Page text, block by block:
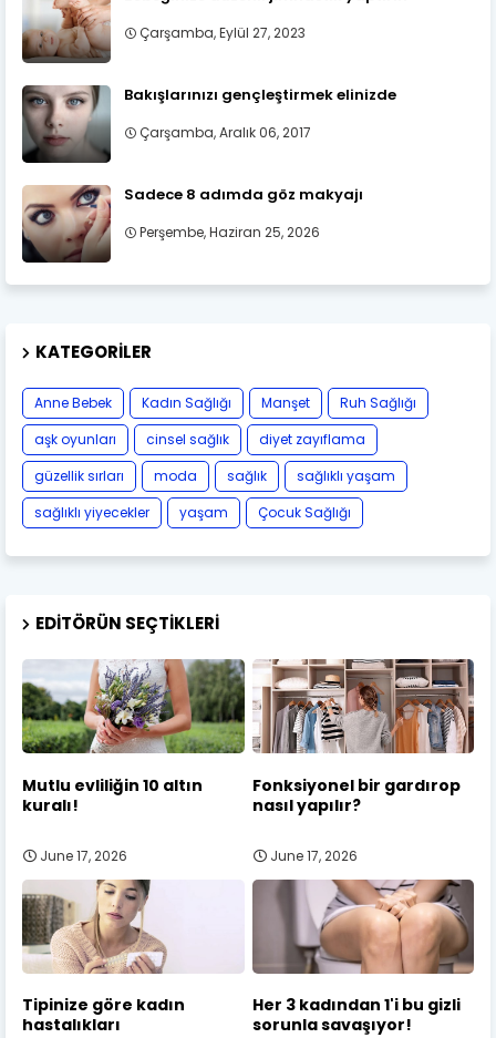
Çarşamba, Eylül 27, 2023
Bakışlarınızı gençleştirmek elinizde
Çarşamba, Aralık 06, 2017
Sadece 8 adımda göz makyajı
Perşembe, Haziran 25, 2026
KATEGORILER
Anne Bebek Kadın Sağlığı Manşet
Ruh Sağlığı
aşk oyunları
cinsel sağlık
diyet zayıflama
güzellik sırları
moda sağlık
sağlıklı yaşam
sağlıklı yiyecekler
yaşam Çocuk Sağlığı
EDITÖRÜN SEÇTIKLERI
Mutlu evliliğin 10 altın
kuralı!
June 17, 2026
Fonksiyonel bir gardırop
nasıl yapılır?
June 17, 2026
Tipinize göre kadın
hastalıkları
Her 3 kadından 1'i bu gizli
sorunla savaşıyor!